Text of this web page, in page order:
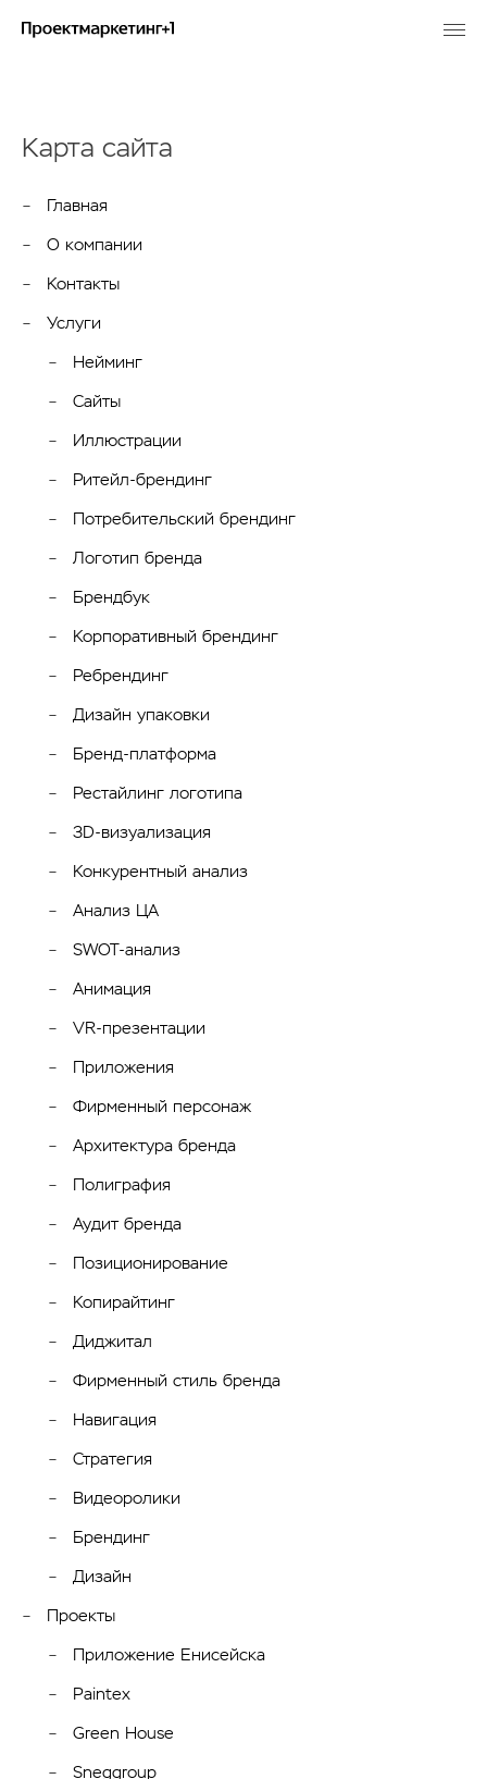
Карта сайта
Главная
О компании
Контакты
Услуги
Нейминг
Сайты
Иллюстрации
Ритейл-брендинг
Потребительский брендинг
Логотип бренда
Брендбук
Корпоративный брендинг
Ребрендинг
Дизайн упаковки
Бренд-платформа
Рестайлинг логотипа
3D-визуализация
Конкурентный анализ
Анализ ЦА
SWOT-анализ
Анимация
VR-презентации
Приложения
Фирменный персонаж
Архитектура бренда
Полиграфия
Аудит бренда
Позиционирование
Копирайтинг
Диджитал
Фирменный стиль бренда
Навигация
Стратегия
Видеоролики
Брендинг
Дизайн
Проекты
Приложение Енисейска
Paintex
Green House
Sneggroup